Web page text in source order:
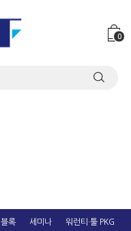
0
블록 세미나 워런티·툴 PKG